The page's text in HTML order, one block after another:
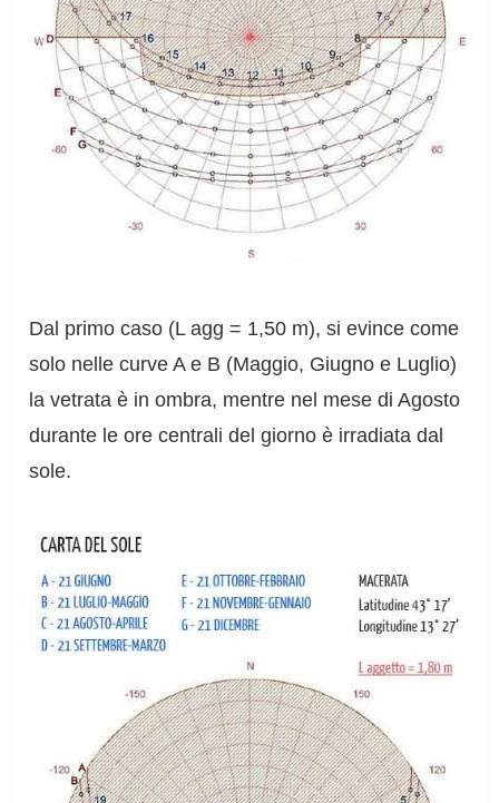
Dal primo caso (L agg = 1,50 m), si evince come
solo nelle curve A e B (Maggio, Giugno e Luglio)
la vetrata è in ombra, mentre nel mese di Agosto
durante le ore centrali del giorno è irradiata dal
sole.